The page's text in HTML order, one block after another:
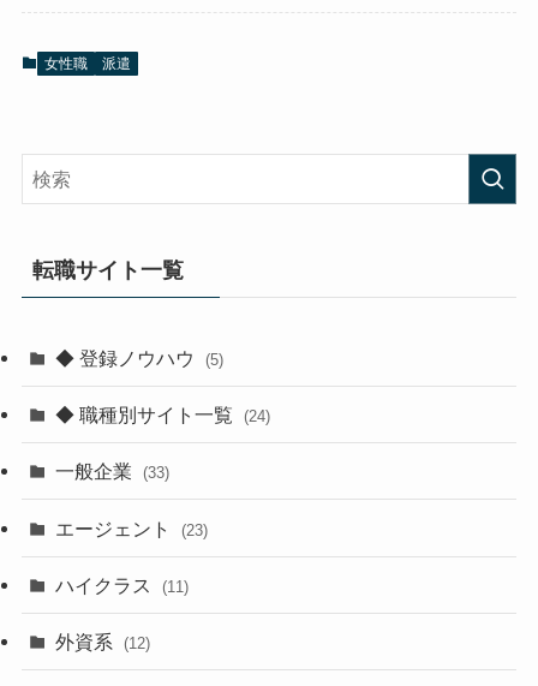
女性職 派遣
転職サイト一覧
◆ 登録ノウハウ (5)
◆ 職種別サイト一覧 (24)
一般企業 (33)
エージェント (23)
ハイクラス (11)
外資系 (12)